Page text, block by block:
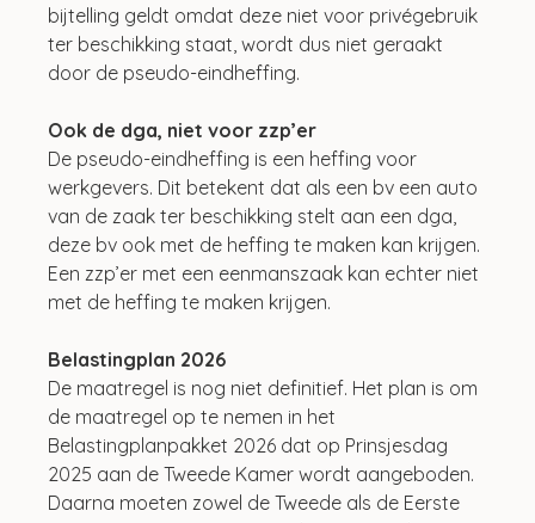
bijtelling geldt omdat deze niet voor privégebruik
ter beschikking staat, wordt dus niet geraakt
door de pseudo-eindheffing.
Ook de dga, niet voor zzp’er
De pseudo-eindheffing is een heffing voor
werkgevers. Dit betekent dat als een bv een auto
van de zaak ter beschikking stelt aan een dga,
deze bv ook met de heffing te maken kan krijgen.
Een zzp’er met een eenmanszaak kan echter niet
met de heffing te maken krijgen.
Belastingplan 2026
De maatregel is nog niet definitief. Het plan is om
de maatregel op te nemen in het
Belastingplanpakket 2026 dat op Prinsjesdag
2025 aan de Tweede Kamer wordt aangeboden.
Daarna moeten zowel de Tweede als de Eerste